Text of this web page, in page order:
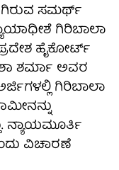
ಸಮರ್ಥ್
ಗಿರಿಬಾಲಾ
ಹೈಕೋರ್ಟ್
ಶರ್ಮಾ ಅವರ
ಗಿರಿಬಾಲಾ
ನ್ಯಾಯಮೂರ್ತಿ
ವಿಚಾರಣೆ